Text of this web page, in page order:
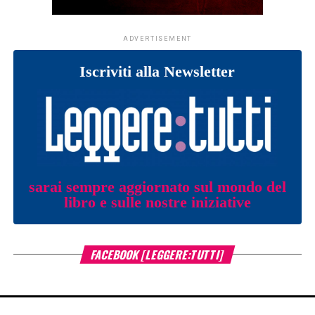
ADVERTISEMENT
Iscriviti alla Newsletter
sarai sempre aggiornato sul mondo del
libro e sulle nostre iniziative
FACEBOOK [LEGGERE:TUTTI]